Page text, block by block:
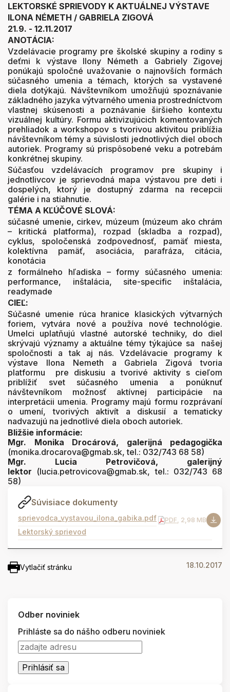
LEKTORSKÉ SPRIEVODY K AKTUÁLNEJ VÝSTAVE
ILONA NÉMETH / GABRIELA ZIGOVÁ
21.9. - 12.11.2017
ANOTÁCIA:
Vzdelávacie programy pre školské skupiny a rodiny s
deťmi k výstave Ilony Németh a Gabriely Zigovej
ponúkajú spoločné uvažovanie o najnovších formách
súčasného umenia a témach, ktorých sa vystavené
diela dotýkajú. Návštevníkom umožňujú spoznávanie
základného jazyka výtvarného umenia prostredníctvom
vlastnej skúsenosti a poznávanie širšieho kontextu
vizuálnej kultúry. Formu aktivizujúcich komentovaných
prehliadok a workshopov s tvorivou aktivitou priblížia
návštevníkom témy a súvislosti jednotlivých diel oboch
autoriek. Programy sú prispôsobené veku a potrebám
konkrétnej skupiny.
Súčasťou vzdelávacích programov pre skupiny i
jednotlivcov je sprievodná mapa výstavou pre deti i
dospelých, ktorý je dostupný zdarma na recepcii
galérie i na stiahnutie.
TÉMA A KĽÚČOVÉ SLOVÁ:
súčasné umenie, cirkev, múzeum (múzeum ako chrám
– kritická platforma), rozpad (skladba a rozpad),
cyklus, spoločenská zodpovednosť, pamäť miesta,
kolektívna pamäť, asociácia, parafráza, citácia,
konotácia
z formálneho hľadiska – formy súčasného umenia:
performance, inštalácia, site-specific inštalácia,
readymade
CIEĽ:
Súčasné umenie rúca hranice klasických výtvarných
foriem, vytvára nové a používa nové technológie.
Umelci uplatňujú vlastné autorské techniky, do diel
skrývajú významy a aktuálne témy týkajúce sa našej
spoločnosti a tak aj nás. Vzdelávacie programy k
výstave Ilona Nemeth a Gabriela Zigová tvoria
platformu pre diskusiu a tvorivé aktivity s cieľom
priblížiť svet súčasného umenia a ponúknuť
návštevníkom možnosť aktívnej participácie na
interpretácii umenia. Programy majú formu rozprávaní
o umení, tvorivých aktivít a diskusií a tematicky
nadvazujú na jednotlivé diela oboch autoriek.
Bližšie informácie:
Mgr. Monika Drocárová, galerijná pedagogička
(monika.drocarova@gmab.sk, tel.: 032/743 68 58)
Mgr. Lucia Petrovičová, galerijný
lektor (lucia.petrovicova@gmab.sk, tel.: 032/743 68
58)
Súvisiace dokumenty
sprievodca_vystavou_ilona_gabika.pdf PDF , 2,98 MB
Lektorský sprievod
Vytlačiť stránku 18.10.2017
Odber noviniek
Prihláste sa do nášho odberu noviniek